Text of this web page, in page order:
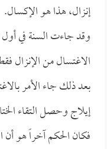
إنزال، هذا هو الإكسال.
وقد جاءت السنة في أول
الاغتسال من الإنزال
بعد ذلك جاء الأمر
إيلاج وحصل التقاء
فكان الحكم آخراً هو أن